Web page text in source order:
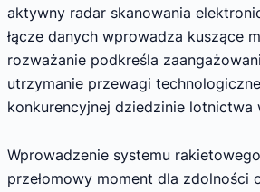
aktywny radar skanowania
łącze danych wprowadza kuszące
rozważanie podkreśla
utrzymanie przewagi
konkurencyjnej dziedzinie lotnictwa
Wprowadzenie systemu
przełomowy moment dla zdolności